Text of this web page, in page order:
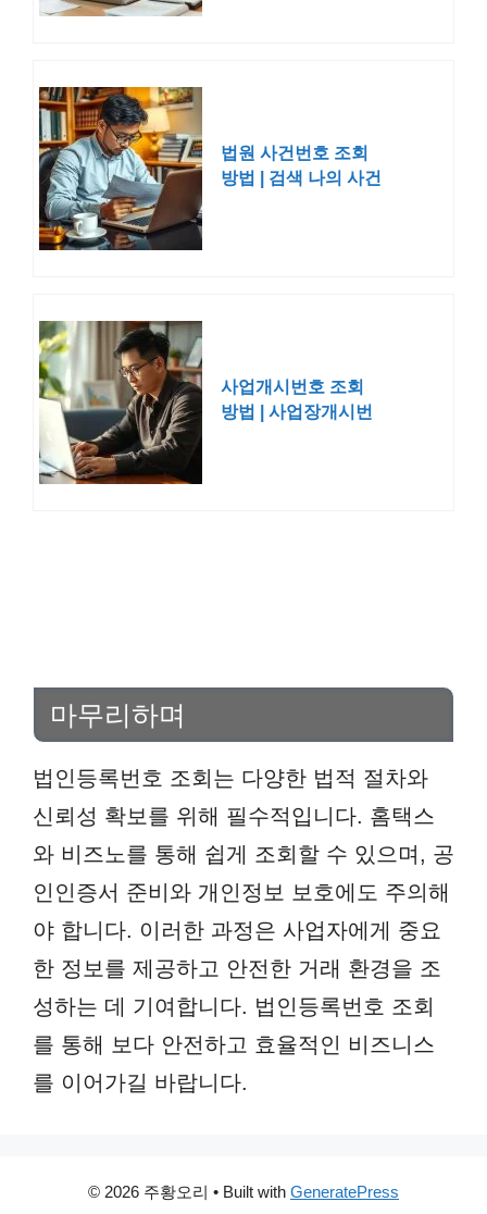
법원 사건번호 조회
방법 | 검색 나의 사건
사업개시번호 조회
방법 | 사업장개시번
마무리하며
법인등록번호 조회는 다양한 법적 절차와
신뢰성 확보를 위해 필수적입니다. 홈택스
와 비즈노를 통해 쉽게 조회할 수 있으며, 공
인인증서 준비와 개인정보 보호에도 주의해
야 합니다. 이러한 과정은 사업자에게 중요
한 정보를 제공하고 안전한 거래 환경을 조
성하는 데 기여합니다. 법인등록번호 조회
를 통해 보다 안전하고 효율적인 비즈니스
를 이어가길 바랍니다.
© 2026 주황오리 • Built with GeneratePress